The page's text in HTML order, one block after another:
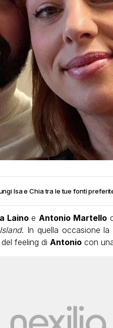
Isa e Chia tra le tue fonti
Lainoe Antonio Martello
. In quella occasione
feeling di Antoniocon